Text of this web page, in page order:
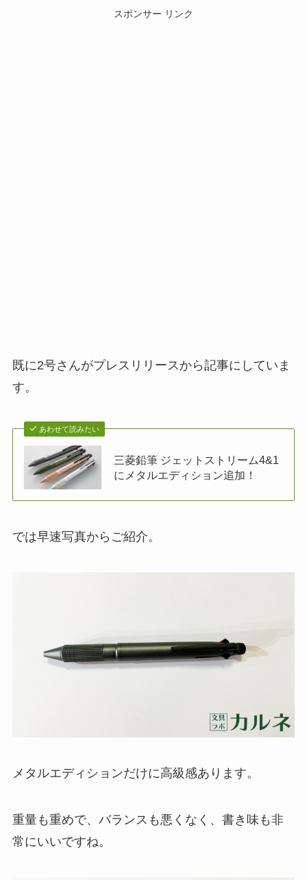
スポンサー リンク
既に2号さんがプレスリリースから記事にしていま
す。
あわせて読みたい
三菱鉛筆 ジェットストリーム4&1
にメタルエディション追加！
では早速写真からご紹介。
メタルエディションだけに高級感あります。
重量も重めで、バランスも悪くなく、書き味も非
常にいいですね。